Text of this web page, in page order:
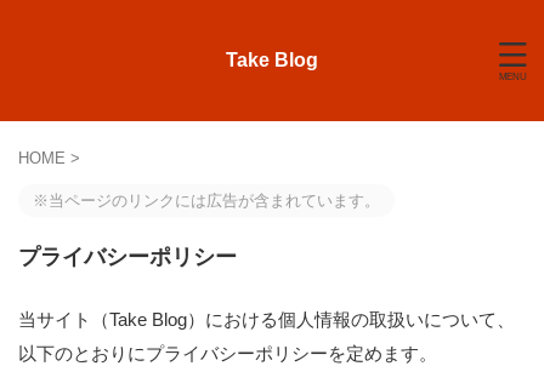
Take Blog
HOME >
※当ページのリンクには広告が含まれています。
プライバシーポリシー
当サイト（Take Blog）における個人情報の取扱いについて、
以下のとおりにプライバシーポリシーを定めます。